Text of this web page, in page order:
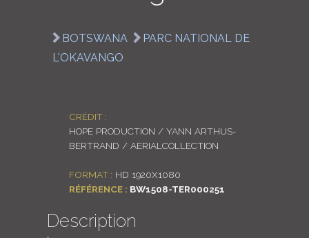
BOTSWANA
PARC NATIONAL DE
L'OKAVANGO
CRÉDIT :
HOPE PRODUCTION / YANN ARTHUS-
BERTRAND / AERIALCOLLECTION
FORMAT : HD 1920X1080
RÉFÉRENCE : BW1508-TER000251
Description